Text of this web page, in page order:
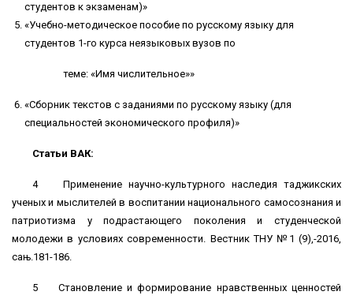
студентов к экзаменам)»
«Учебно-методическое пособие по русскому языку для
студентов 1-го курса неязыковых вузов по
теме: «Имя числительное»»
«Сборник текстов с заданиями по русскому языку (для
специальностей экономического профиля)»
Статьи ВАК:
4 Применение научно-культурного наследия таджикских
ученых и мыслителей в воспитании национального самосознания и
патриотизма у подрастающего поколения и студенческой
молодежи в условиях современности. Вестник ТНУ №1 (9),-2016,
сањ.181-186.
5 Становление и формирование нравственных ценностей